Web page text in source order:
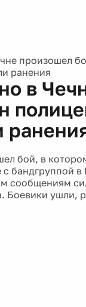
произошел
ранения
в
бой, в
бандгруппой
сообщениям
Боевики ушли,